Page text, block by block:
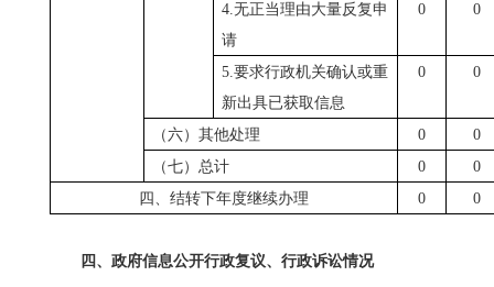
4.无正当理由大量反复申
请
0 0
5.要求行政机关确认或重
新出具已获取信息
0 0
（六）其他处理 0
0
（七）总计
0
0
四、结转下年度继续办理
0 0
四、政府信息公开行政复议、行政诉讼情况